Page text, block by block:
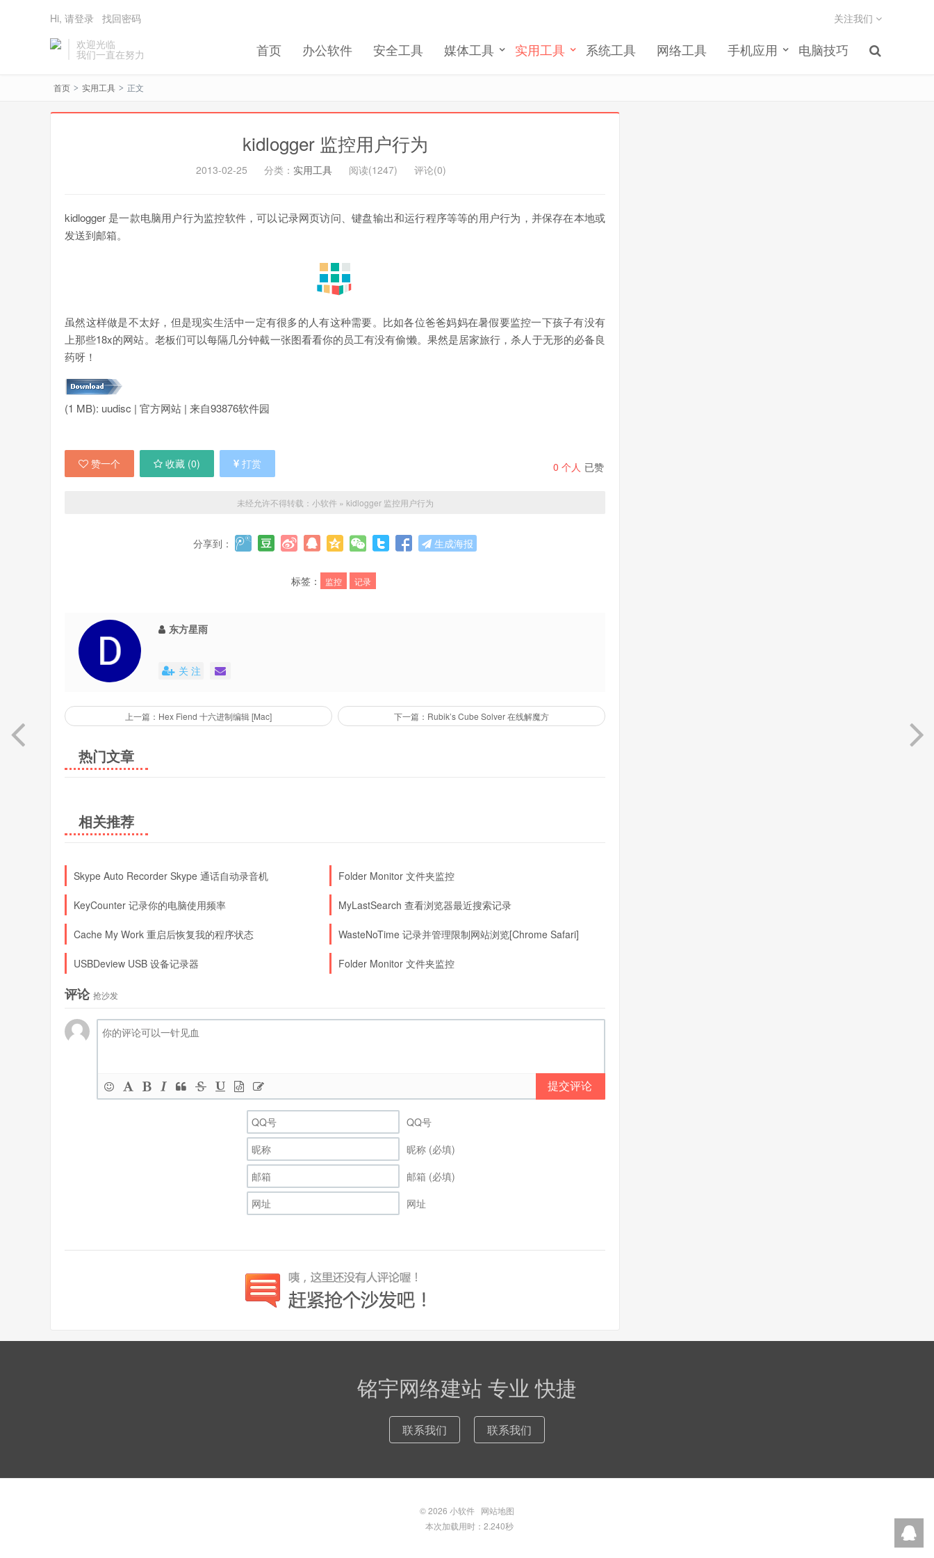
欢迎光临
我们一直在努力 首页 办公软件 安全工具 媒体工具 实用工具 系统工具 网络工具 手机应用 电脑技巧
关注我们
Hi, 请登录 找回密码
首页 > 实用工具 > 正文
kidlogger 监控用户行为
2013-02-25 分类： 实用工具 阅读(1247) 评论(0)
kidlogger 是一款电脑用户行为监控软件，可以记录网页访问、键盘输出和运行程序等等的用户行为，并保存在本地或
发送到邮箱。
虽然这样做是不太好，但是现实生活中一定有很多的人有这种需要。比如各位爸爸妈妈在暑假要监控一下孩子有没有
上那些18x的网站。老板们可以每隔几分钟截一张图看看你的员工有没有偷懒。果然是居家旅行，杀人于无形的必备良
药呀！
(1 MB): uudisc | 官方网站 | 来自93876软件园
0 个人 已赞
赞一个 收藏 (0) 打赏
未经允许不得转载： 小软件» kidlogger 监控用户行为
分享到： 生成海报
标签： 监控 记录
东方星雨
关 注
上一篇：Hex Fiend 十六进制编辑 [Mac] 下一篇：Rubik’s Cube Solver 在线解魔方
热门文章
相关推荐
Skype Auto Recorder Skype 通话自动录音机 Folder Monitor 文件夹监控
KeyCounter 记录你的电脑使用频率 MyLastSearch 查看浏览器最近搜索记录
Cache My Work 重启后恢复我的程序状态 WasteNoTime 记录并管理限制网站浏览[Chrome Safari]
USBDeview USB 设备记录器 Folder Monitor 文件夹监控
评论 抢沙发
提交评论
QQ号
昵称 (必填)
邮箱 (必填)
网址
铭宇网络建站 专业 快捷
联系我们 联系我们
© 2026 小软件 网站地图
本次加载用时：2.240秒